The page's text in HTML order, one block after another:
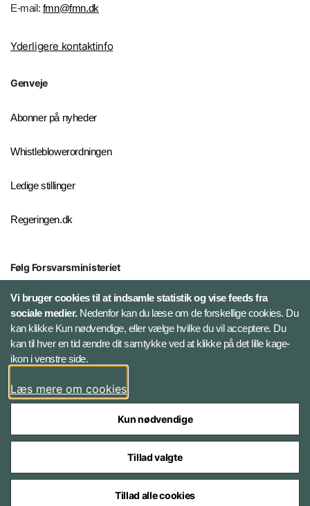
E-mail: fmn@fmn.dk
Yderligere kontaktinfo
Genveje
Abonner på nyheder
Whistleblowerordningen
Ledige stillinger
Regeringen.dk
Følg Forsvarsministeriet
X
LinkedIn
Instagram
Styrelser og myndigheder under Forsvarsministeriet
Vi bruger cookies til at indsamle statistik og vise feeds fra
sociale medier.Nedenfor kan du læse om de forskellige cookies. Du
kan klikke Kun nødvendige, eller vælge hvilke du vil acceptere. Du
kan til hver en tid ændre dit samtykke ved at klikke på det lille kage-
ikon i venstre side.
Læs mere om cookies
Kun nødvendige
Tillad valgte
Tillad alle cookies